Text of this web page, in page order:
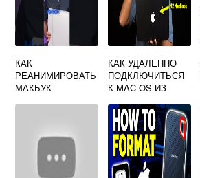
КАК
РЕАНИМИРОВАТЬ
МАКБУК
КАК УДАЛЕННО
ПОДКЛЮЧИТЬСЯ
К MAC OS ИЗ